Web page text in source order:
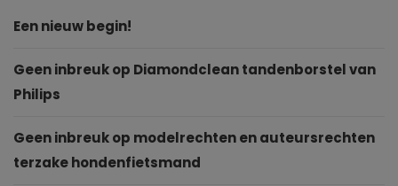
Een nieuw begin!
Geen inbreuk op Diamondclean tandenborstel van
Philips
Geen inbreuk op modelrechten en auteursrechten
terzake hondenfietsmand